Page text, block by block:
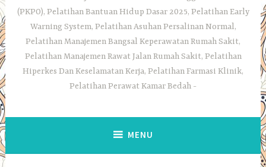
(PKPO), Pelatihan Bantuan Hidup Dasar 2025, Pelatihan Early
Warning System, Pelatihan Asuhan Persalinan Normal,
Pelatihan Manajemen Bangsal Keperawatan Rumah Sakit,
Pelatihan Manajemen Rawat Jalan Rumah Sakit, Pelatihan
Hiperkes Dan Keselamatan Kerja, Pelatihan Farmasi Klinik,
Pelatihan Perawat Kamar Bedah
MENU